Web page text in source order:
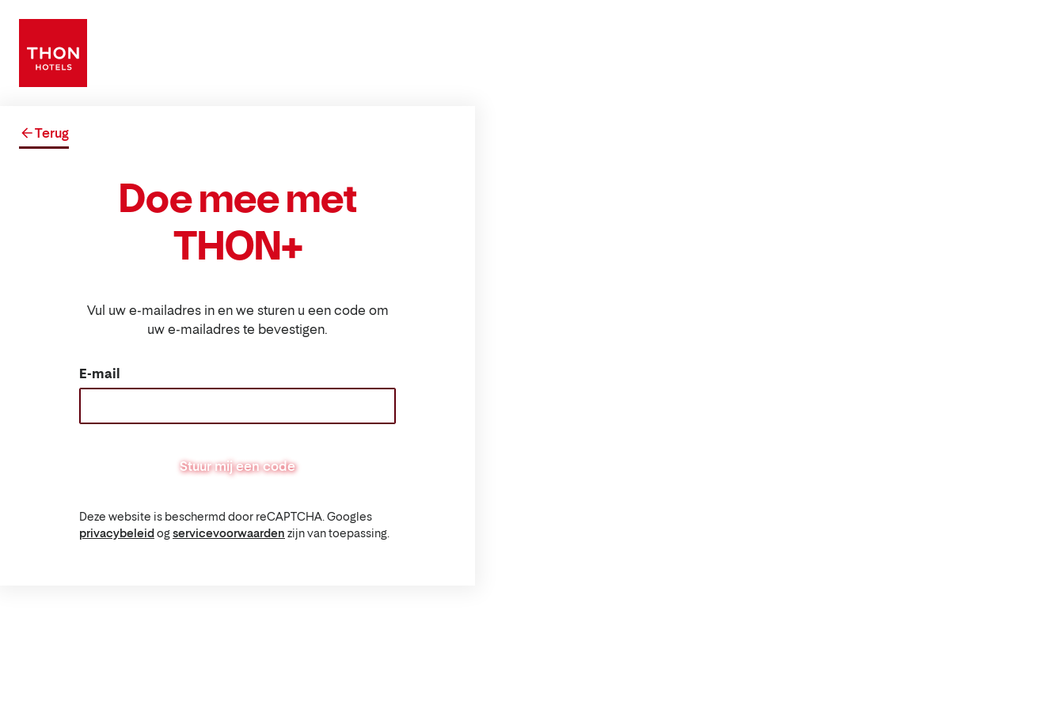
Terug
Doe mee met
THON+
Vul uw e-mailadres in en we sturen u een code om
uw e-mailadres te bevestigen.
E-mail
Stuur mij een code
Deze website is beschermd door reCAPTCHA. Googles
privacybeleidogservicevoorwaarden zijn van toepassing.